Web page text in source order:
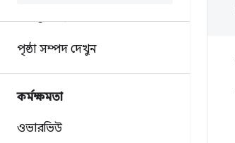
বৈশিষ্ট্য উল্লেখ
পৃষ্ঠা সম্পদ দেখুন
কর্মক্ষমতা
ওভারভিউ